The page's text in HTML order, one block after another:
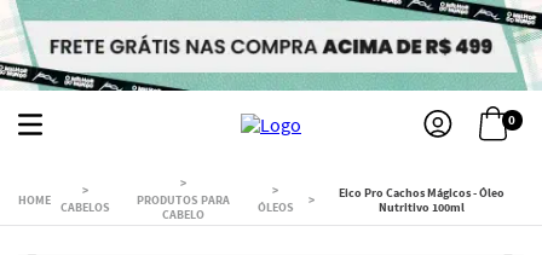
0
CABELOS
PRODUTOS PARA
CABELO
ÓLEOS
Eico Pro Cachos Mágicos - Óleo
Nutritivo 100ml